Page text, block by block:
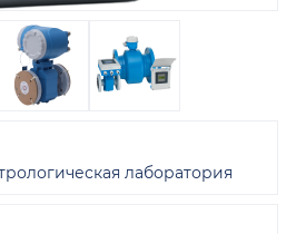
лаборатория